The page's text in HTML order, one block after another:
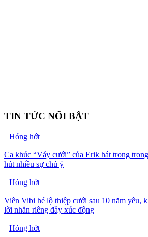
TIN TỨC NỔI BẬT
Hóng hớt
Ca khúc “Váy cưới” của Erik hát trong
hút nhiều sự chú ý
Hóng hớt
Viên Vibi hé lộ thiệp cưới sau 10 năm yêu,
lời nhắn riêng đầy xúc động
Hóng hớt